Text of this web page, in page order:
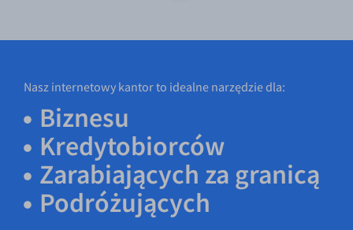
Nasz internetowy kantor to idealne narzędzie dla:
Biznesu
Kredytobiorców
Zarabiających za granicą
Podróżujących